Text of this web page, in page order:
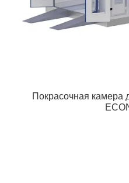
Покрасочная камера